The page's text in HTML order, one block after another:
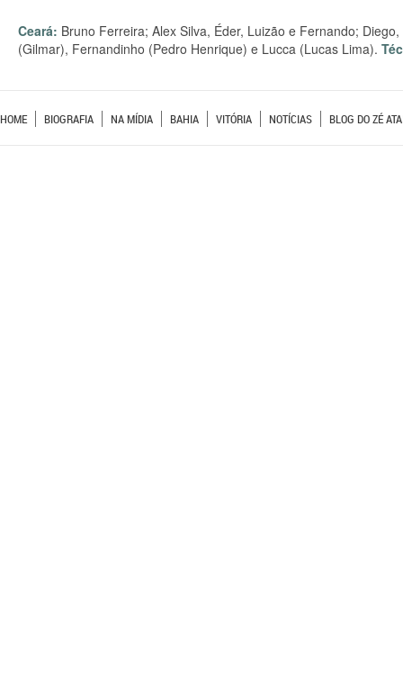
Ceará: Bruno Ferreira; Alex Silva, Éder, Luizão e Fernando;
(Gilmar), Fernandinho (Pedro Henrique) e Lucca (Lucas Lima).
HOME BIOGRAFIA NA MÍDIA BAHIA VITÓRIA NOTÍCIAS BLOG DO ZÉ